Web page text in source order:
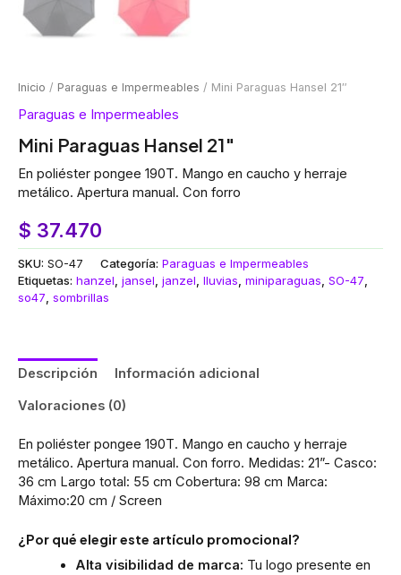
Inicio / Paraguas e Impermeables / Mini Paraguas Hansel 21″
Paraguas e Impermeables
Mini Paraguas Hansel 21″
En poliéster pongee 190T. Mango en caucho y herraje
metálico. Apertura manual. Con forro
$ 37.470
SKU: SO-47 Categoría: Paraguas e Impermeables
Etiquetas: hanzel jansel janzel lluvias miniparaguas SO-47
so47 sombrillas
Descripción
Información adicional
Valoraciones (0)
En poliéster pongee 190T. Mango en caucho y herraje
metálico. Apertura manual. Con forro. Medidas: 21”- Casco:
36 cm Largo total: 55 cm Cobertura: 98 cm Marca:
Máximo:20 cm / Screen
¿Por qué elegir este artículo promocional?
Alta visibilidad de marca: Tu logo presente en